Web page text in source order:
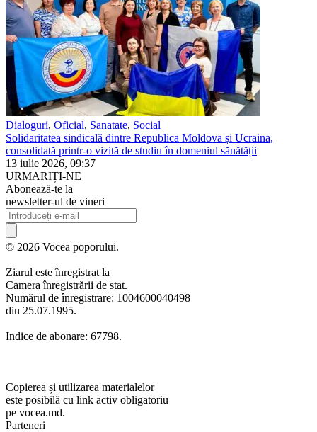
Dialoguri, Oficial, Sanatate, Social
Solidaritatea sindicală dintre Republica Moldova și Ucraina,
consolidată printr-o vizită de studiu în domeniul sănătății
13 iulie 2026, 09:37
URMARIȚI-NE
Abonează-te la
newsletter-ul de vineri
© 2026 Vocea poporului.
Ziarul este înregistrat la
Camera înregistrării de stat.
Numărul de înregistrare: 1004600040498
din 25.07.1995.
Indice de abonare: 67798.
Copierea și utilizarea materialelor
este posibilă cu link activ obligatoriu
pe vocea.md.
Parteneri